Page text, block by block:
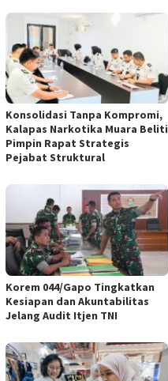
Konsolidasi Tanpa Kompromi,
Kalapas Narkotika Muara Beliti
Pimpin Rapat Strategis
Pejabat Struktural
Korem 044/Gapo Tingkatkan
Kesiapan dan Akuntabilitas
Jelang Audit Itjen TNI